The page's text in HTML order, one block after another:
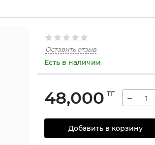
Оставить отзыв
Есть в наличии
48,000 тг −
Добавить в корзину